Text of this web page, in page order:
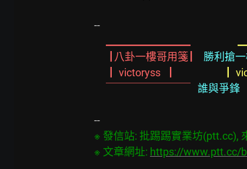
   ▕ 八卦一樓哥用箋 ▏
勝利搶
   ▕   victoryss    ▏
▕
誰與爭鋒
※ 發信站: 批踢踢實業坊(ptt.cc),
※ 文章網址: https://www.ptt.cc/